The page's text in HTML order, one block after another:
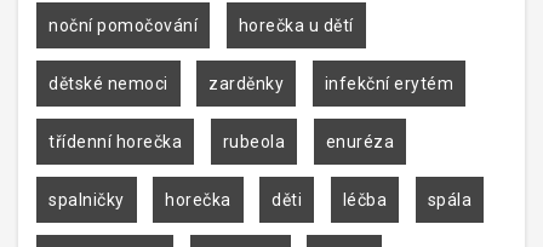
noční pomočování horečka u dětí
dětské nemoci zarděnky infekční erytém
třídenní horečka rubeola enuréza
spalničky horečka děti léčba spála